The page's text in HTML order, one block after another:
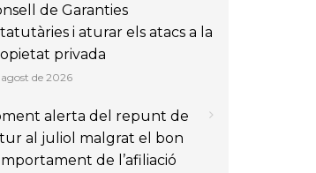
de Garanties
i aturar els atacs a la
privada
de 2026
alerta del repunt de
al juliol malgrat el bon
de l’afiliació